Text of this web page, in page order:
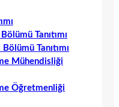
Tanıtımı
Tanıtımı
Mühendisliği
Öğretmenliği